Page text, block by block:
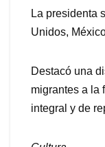
La presidenta
Unidos,
Destacó una
migrantes a la
integral y de